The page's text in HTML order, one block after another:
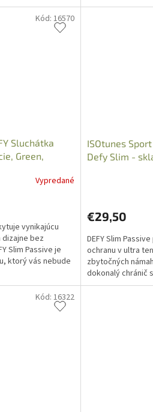
Sluchátka
Green,
Vypredané
vynikajúcu
bez
Slim Passive je
ktorý vás nebude
Kód: 16570
ISOtunes
Defy Slim -
€29,50
DEFY Slim
ochranu v ultra
zbytočných
dokonalý chránič
rozptyľovať a
Kód: 16322